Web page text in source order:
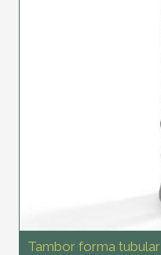
Tambor forma tubular